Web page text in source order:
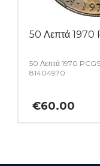
50 Λεπτά 1970
50 Λεπτά 1970
81404970
€60.00